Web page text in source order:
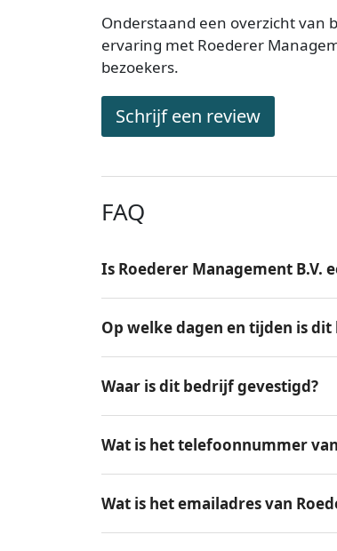
Onderstaand een overzicht van
ervaring met Roederer
bezoekers.
Schrijf een review
FAQ
Is Roederer Management B.V.
Op welke dagen en tijden is
Waar is dit bedrijf gevestigd?
Wat is het telefoonnummer
Wat is het emailadres van